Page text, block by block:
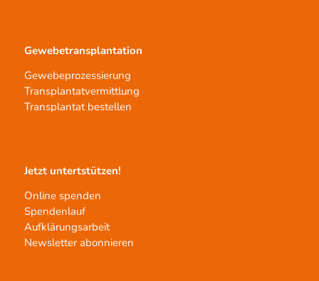
Gewebetransplantation
Gewebeprozessierung
Transplantatvermittlung
Transplantat bestellen
Jetzt untertstützen!
Online spenden
Spendenlauf
Aufklärungsarbeit
Newsletter abonnieren